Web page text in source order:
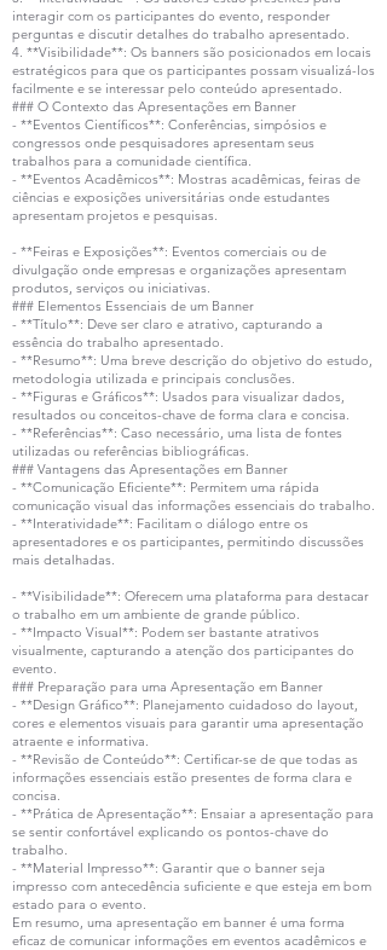
interagir com os participantes do evento, responder
perguntas e discutir detalhes do trabalho apresentado.
4. **Visibilidade**: Os banners são posicionados em locais
estratégicos para que os participantes possam visualizá-los
facilmente e se interessar pelo conteúdo apresentado.
### O Contexto das Apresentações em Banner
- **Eventos Científicos**: Conferências, simpósios e
congressos onde pesquisadores apresentam seus
trabalhos para a comunidade científica.
- **Eventos Acadêmicos**: Mostras acadêmicas, feiras de
ciências e exposições universitárias onde estudantes
apresentam projetos e pesquisas.
- **Feiras e Exposições**: Eventos comerciais ou de
divulgação onde empresas e organizações apresentam
produtos, serviços ou iniciativas.
### Elementos Essenciais de um Banner
- **Título**: Deve ser claro e atrativo, capturando a
essência do trabalho apresentado.
- **Resumo**: Uma breve descrição do objetivo do estudo,
metodologia utilizada e principais conclusões.
- **Figuras e Gráficos**: Usados para visualizar dados,
resultados ou conceitos-chave de forma clara e concisa.
- **Referências**: Caso necessário, uma lista de fontes
utilizadas ou referências bibliográficas.
### Vantagens das Apresentações em Banner
- **Comunicação Eficiente**: Permitem uma rápida
comunicação visual das informações essenciais do trabalho.
- **Interatividade**: Facilitam o diálogo entre os
apresentadores e os participantes, permitindo discussões
mais detalhadas.
- **Visibilidade**: Oferecem uma plataforma para destacar
o trabalho em um ambiente de grande público.
- **Impacto Visual**: Podem ser bastante atrativos
visualmente, capturando a atenção dos participantes do
evento.
### Preparação para uma Apresentação em Banner
- **Design Gráfico**: Planejamento cuidadoso do layout,
cores e elementos visuais para garantir uma apresentação
atraente e informativa.
- **Revisão de Conteúdo**: Certificar-se de que todas as
informações essenciais estão presentes de forma clara e
concisa.
- **Prática de Apresentação**: Ensaiar a apresentação para
se sentir confortável explicando os pontos-chave do
trabalho.
- **Material Impresso**: Garantir que o banner seja
impresso com antecedência suficiente e que esteja em bom
estado para o evento.
Em resumo, uma apresentação em banner é uma forma
eficaz de comunicar informações em eventos acadêmicos e